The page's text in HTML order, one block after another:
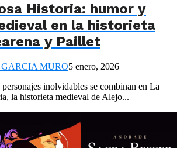
Historia: humor y
en la historieta
y Paillet
MURO5 enero, 2026
inolvidables se combinan en La
la historieta medieval de Alejo...